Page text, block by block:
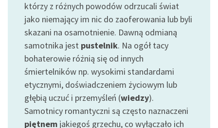
Odkurzamy bohaterów
Szkoła Poezji Wolnych
O nas
Kontakt
O projekcie
Zespół
którzy z różnych powodów odrzucali świat
jako niemający im nic do zaoferowania lub byli
skazani na osamotnienie. Dawną odmianą
samotnika jest pustelnik. Na ogół tacy
bohaterowie różnią się od innych
śmiertelników np. wysokimi standardami
etycznymi, doświadczeniem życiowym lub
głębią uczuć i przemyśleń (wiedzy).
Samotnicy romantyczni są często naznaczeni
piętnem jakiegoś grzechu, co wyłączało ich